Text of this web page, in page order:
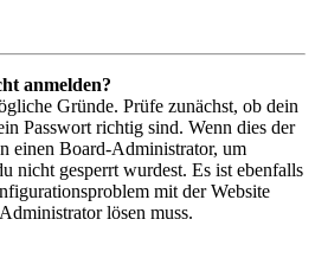
anmelden?
Gründe. Prüfe zunächst, ob dein
Passwort richtig sind. Wenn dies der
einen Board-Administrator, um
nicht gesperrt wurdest. Es ist ebenfalls
mit der Website
lösen muss.